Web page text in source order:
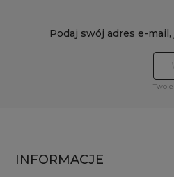
Podaj swój adres e-
INFORMACJE